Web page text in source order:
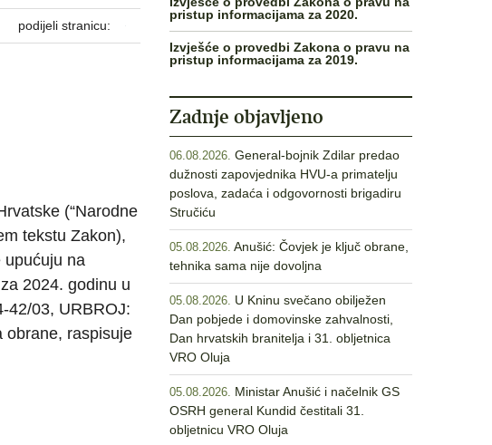
podijeli stranicu:
(“Narodne
tekstu Zakon),
na
2024. godinu u
42/03, URBROJ:
obrane, raspisuje
pristup informacijama za 2020.
Izvješće o provedbi Zakona o pravu na
pristup informacijama za 2019.
Zadnje objavljeno
06.08.2026. General-bojnik Zdilar predao
dužnosti zapovjednika HVU-a primatelju
poslova, zadaća i odgovornosti brigadiru
Stručiću
05.08.2026. Anušić: Čovjek je ključ obrane,
tehnika sama nije dovoljna
05.08.2026.
U Kninu svečano obilježen
Dan pobjede i domovinske zahvalnosti,
Dan hrvatskih branitelja i 31. obljetnica
VRO Oluja
05.08.2026.
Ministar Anušić i načelnik GS
OSRH general Kundid čestitali 31.
obljetnicu VRO Oluja